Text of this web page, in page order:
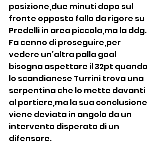
posizione,due minuti dopo sul
fronte opposto fallo da rigore su
Predelli in area piccola,ma la ddg.
Fa cenno di proseguire,per
vedere un’altra palla goal
bisogna aspettare il 32pt quando
lo scandianese Turrini trova una
serpentina che lo mette davanti
al portiere,ma la sua conclusione
viene deviata in angolo da un
intervento disperato di un
difensore.